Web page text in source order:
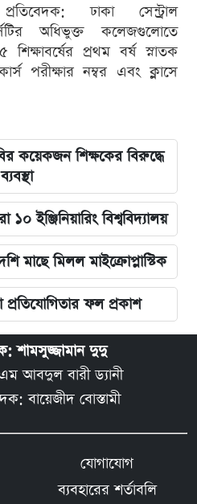
ঢাকা সেন্ট্রাল
অধিভুক্ত কলেজগুলোতে
প্রথম বর্ষ স্নাতক
পরীক্ষার নম্বর এবং ক্লাসে
কয়েকজন শিক্ষকের বিরুদ্ধে
ব্যবস্থা
১০ ইঞ্জিনিয়ারিং বিশ্ববিদ্যালয়
মাছে মিলল মাইক্রোপ্লাস্টিক
প্রতিযোগিতার ফল প্রকাশ
শামসুজ্জামান দুদু
আবদুল বারী ড্যানী
বায়েজীদ বোস্তামী
যোগাযোগ
ব্যবহারের শর্তাবলি